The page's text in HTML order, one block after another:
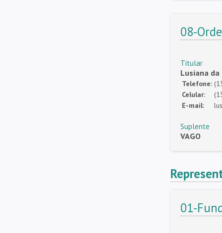
08-
Titular
Lusiana
Telefone:
Celular:
E-mail:
Suplente
VAGO
01-